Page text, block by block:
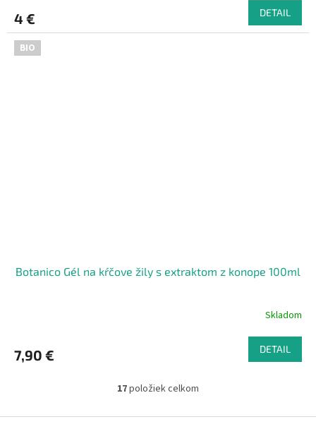
4 € DETAIL
BIO
Botanico Gél na kŕčove žily s extraktom z konope 100ml
Skladom
7,90 € DETAIL
O
l
17položiek celkom